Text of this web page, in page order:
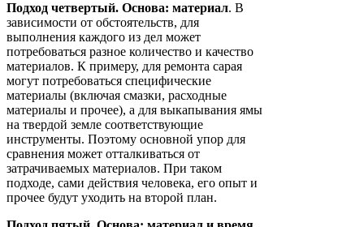
Подход четвертый. Основа: материал. В
зависимости от обстоятельств, для
выполнения каждого из дел может
потребоваться разное количество и качество
материалов. К примеру, для ремонта сарая
могут потребоваться специфические
материалы (включая смазки, расходные
материалы и прочее), а для выкапывания ямы
на твердой земле соответствующие
инструменты. Поэтому основной упор для
сравнения может отталкиваться от
затрачиваемых материалов. При таком
подходе, сами действия человека, его опыт и
прочее будут уходить на второй план.